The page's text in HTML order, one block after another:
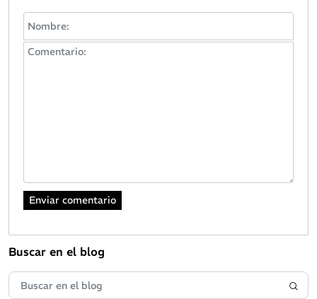
Buscar en el blog